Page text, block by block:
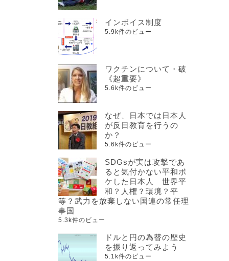
インボイス制度
5.9k件のビュー
ワクチンについて・破
《超重要》
5.6k件のビュー
なぜ、日本では日本人
が反日教育を行うの
か？
5.6k件のビュー
SDGsが実は攻撃であ
ると気付かない平和ボ
ケした日本人 世界平
和？人権？環境？平
等？武力を放棄しない国連の常任理
事国
5.3k件のビュー
ドルと円の為替の歴史
を振り返ってみよう
5.1k件のビュー